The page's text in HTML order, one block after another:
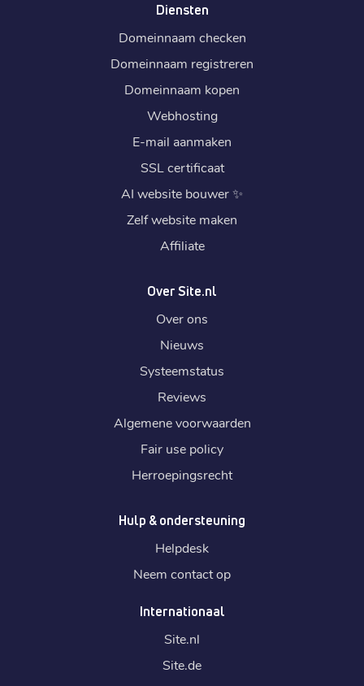
Diensten
Domeinnaam checken
Domeinnaam registreren
Domeinnaam kopen
Webhosting
E-mail aanmaken
SSL certificaat
AI website bouwer✨
Zelf website maken
Affiliate
Over Site.nl
Over ons
Nieuws
Systeemstatus
Reviews
Algemene voorwaarden
Fair use policy
Herroepingsrecht
Hulp & ondersteuning
Helpdesk
Neem contact op
Internationaal
Site.nl
Site.de